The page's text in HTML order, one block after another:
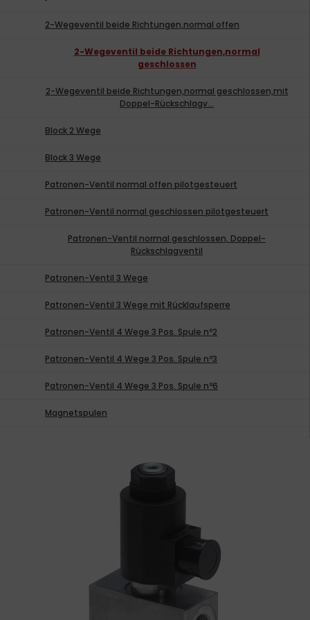
2-Wegeventil beide Richtungen,normal offen
2-Wegeventil beide Richtungen,normal
geschlossen
2-Wegeventil beide Richtungen,normal geschlossen,mit
Doppel-Rückschlagv...
Block 2 Wege
Block 3 Wege
Patronen-Ventil normal offen pilotgesteuert
Patronen-Ventil normal geschlossen pilotgesteuert
Patronen-Ventil normal geschlossen, Doppel-
Rückschlagventil
Patronen-Ventil 3 Wege
Patronen-Ventil 3 Wege mit Rücklaufsperre
Patronen-Ventil 4 Wege 3 Pos. Spule nº2
Patronen-Ventil 4 Wege 3 Pos. Spule nº3
Patronen-Ventil 4 Wege 3 Pos. Spule nº6
Magnetspulen